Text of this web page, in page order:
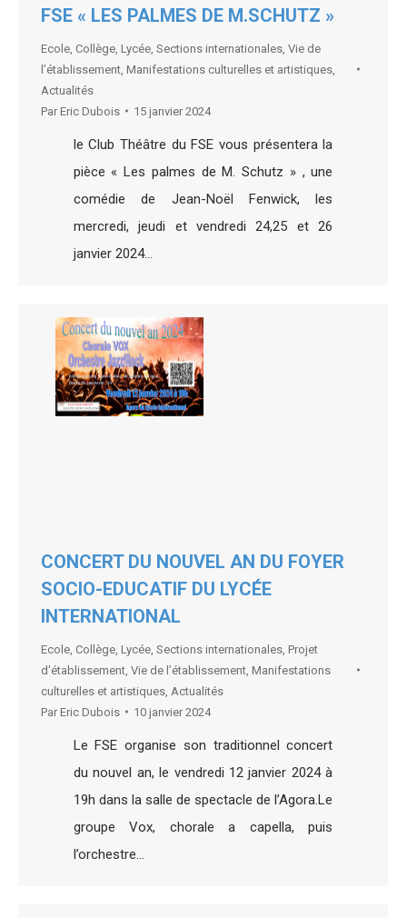
FSE « LES PALMES DE M.SCHUTZ »
Ecole Collège Lycée Sections internationales Vie de
l’établissement Manifestations culturelles et artistiques
Actualités
Par Eric Dubois 15 janvier 2024
le Club Théâtre du FSE vous présentera la
pièce « Les palmes de M. Schutz » , une
comédie de Jean-Noël Fenwick, les
mercredi, jeudi et vendredi 24,25 et 26
janvier 2024…
CONCERT DU NOUVEL AN DU FOYER
SOCIO-EDUCATIF DU LYCÉE
INTERNATIONAL
Ecole Collège Lycée Sections internationales Projet
d'établissement Vie de l’établissement Manifestations
culturelles et artistiques Actualités
Par Eric Dubois 10 janvier 2024
Le FSE organise son traditionnel concert
du nouvel an, le vendredi 12 janvier 2024 à
19h dans la salle de spectacle de l’Agora.Le
groupe Vox, chorale a capella, puis
l’orchestre…